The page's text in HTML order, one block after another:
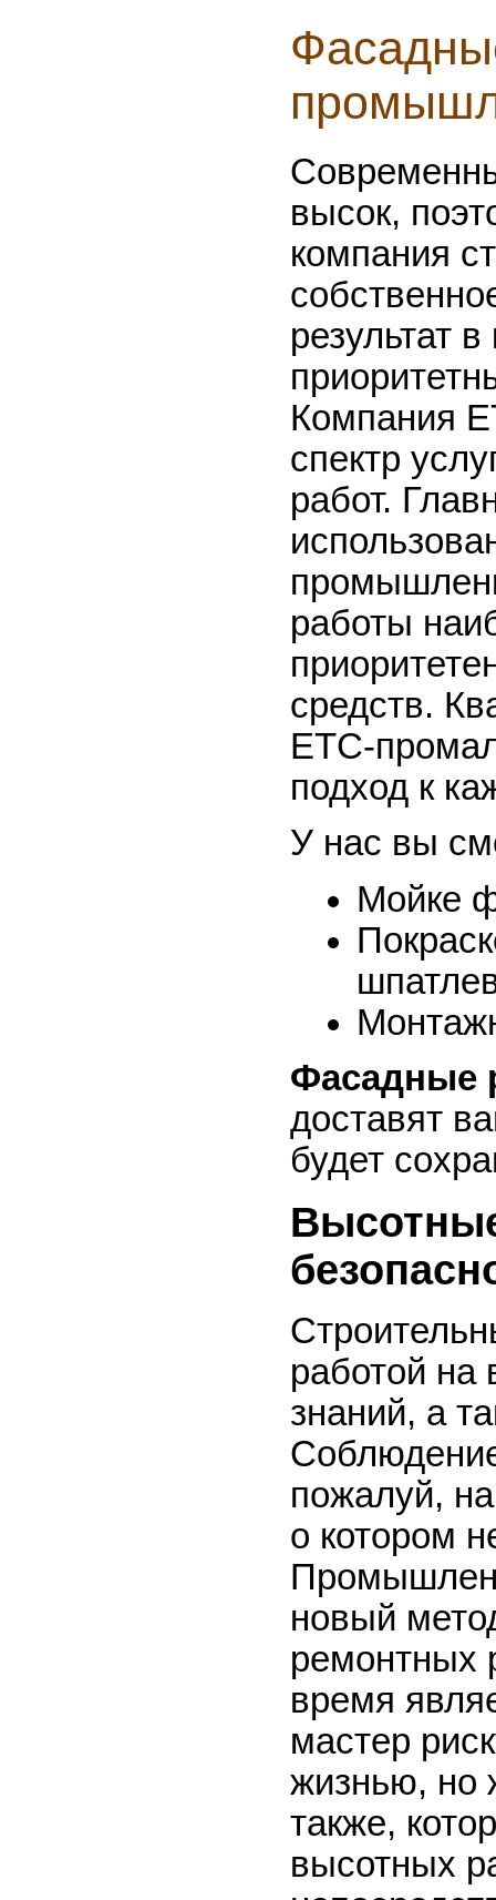
высок,
компания
результат
Компания
спектр
работ.
работы
средств.
ЕТС-
подход к
У нас вы
Мойке
Фасадные
доставят
будет
работой на
знаний, а
пожалуй,
о котором
новый
ремонтных
время
мастер
жизнью, но
также,
высотных